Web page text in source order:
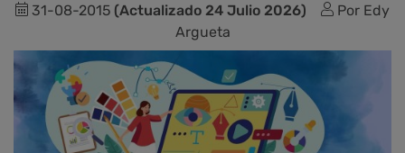
31-08-2015 (Actualizado 24 Julio 2026)
Por Edy
Argueta